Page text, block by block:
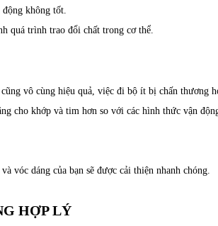
không tốt.
quá trình trao đổi chất trong cơ thể.
vô cùng hiệu quả, việc đi bộ ít bị chấn thương
cho khớp và tim hơn so với các hình thức vận
vóc dáng của bạn sẽ được cải thiện nhanh chóng.
HỢP LÝ